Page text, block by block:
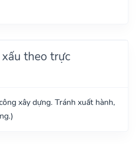
theo trực
xây dựng. Tránh xuất hành,